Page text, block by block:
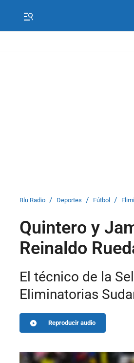
Blu Radio / Deportes / Fútbol /
Quintero y
Reinaldo
El técnico de la
Eliminatorias
Reproducir audio